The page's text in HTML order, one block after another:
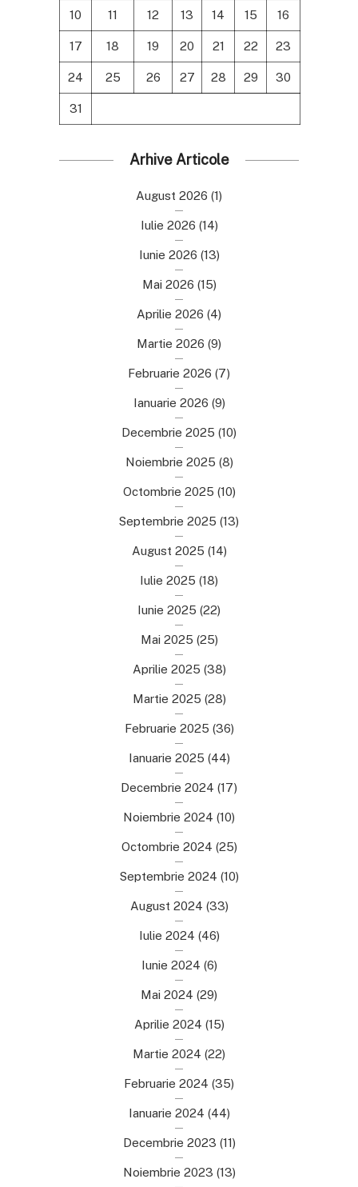
10 11 12 13 14 15 16
17 18 19 20 21 22 23
24 25 26 27 28 29 30
31
Arhive Articole
August 2026 (1)
Iulie 2026 (14)
Iunie 2026 (13)
Mai 2026 (15)
Aprilie 2026 (4)
Martie 2026 (9)
Februarie 2026 (7)
Ianuarie 2026 (9)
Decembrie 2025 (10)
Noiembrie 2025 (8)
Octombrie 2025 (10)
Septembrie 2025 (13)
August 2025 (14)
Iulie 2025 (18)
Iunie 2025 (22)
Mai 2025 (25)
Aprilie 2025 (38)
Martie 2025 (28)
Februarie 2025 (36)
Ianuarie 2025 (44)
Decembrie 2024 (17)
Noiembrie 2024 (10)
Octombrie 2024 (25)
Septembrie 2024 (10)
August 2024 (33)
Iulie 2024 (46)
Iunie 2024 (6)
Mai 2024 (29)
Aprilie 2024 (15)
Martie 2024 (22)
Februarie 2024 (35)
Ianuarie 2024 (44)
Decembrie 2023 (11)
Noiembrie 2023 (13)